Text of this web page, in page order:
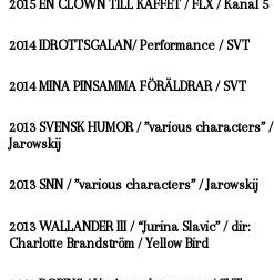
2015 EN CLOWN TILL KAFFET / FLX / Kanal 5
2014 IDROTTSGALAN/ Performance / SVT
2014 MINA PINSAMMA FÖRÄLDRAR / SVT
2013 SVENSK HUMOR / ”various characters” /
Jarowskij
2013 SNN / ”various characters” / Jarowskij
2013 WALLANDER III / “Jurina Slavic” / dir:
Charlotte Brandström / Yellow Bird